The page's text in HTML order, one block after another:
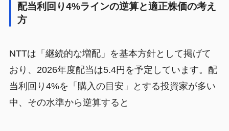
配当利回り4%ラインの逆算と適正株価の考え
方
NTTは「継続的な増配」を基本方針として掲げて
おり、2026年度配当は5.4円を予定しています。配
当利回り4%を「購入の目安」とする投資家が多い
中、その水準から逆算すると